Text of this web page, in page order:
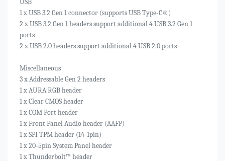
USB
1 x USB 3.2 Gen 1 connector (supports USB Type-C®)
2 x USB 3.2 Gen 1 headers support additional 4 USB 3.2 Gen 1
ports
2 x USB 2.0 headers support additional 4 USB 2.0 ports
Miscellaneous
3 x Addressable Gen 2 headers
1 x AURA RGB header
1 x Clear CMOS header
1 x COM Port header
1 x Front Panel Audio header (AAFP)
1 x SPI TPM header (14-1pin)
1 x 20-5pin System Panel header
1 x Thunderbolt™ header